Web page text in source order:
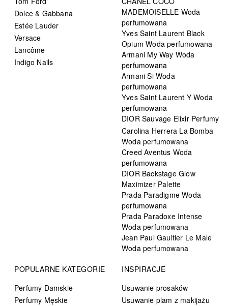
Dolce & Gabbana
Estée Lauder
Versace
Lancôme
Indigo Nails
MADEMOISELLE Woda
perfumowana
Yves Saint Laurent Black
Opium Woda perfumowana
Armani My Way Woda
perfumowana
Armani Si Woda
perfumowana
Yves Saint Laurent Y Woda
perfumowana
DIOR Sauvage Elixir Perfumy
Carolina Herrera La Bomba
Woda perfumowana
Creed Aventus Woda
perfumowana
DIOR Backstage Glow
Maximizer Palette
Prada Paradigme Woda
perfumowana
Prada Paradoxe Intense
Woda perfumowana
Jean Paul Gaultier Le Male
Woda perfumowana
POPULARNE KATEGORIE
Perfumy Damskie
Perfumy Męskie
INSPIRACJE
Usuwanie prosaków
Usuwanie plam z makijażu